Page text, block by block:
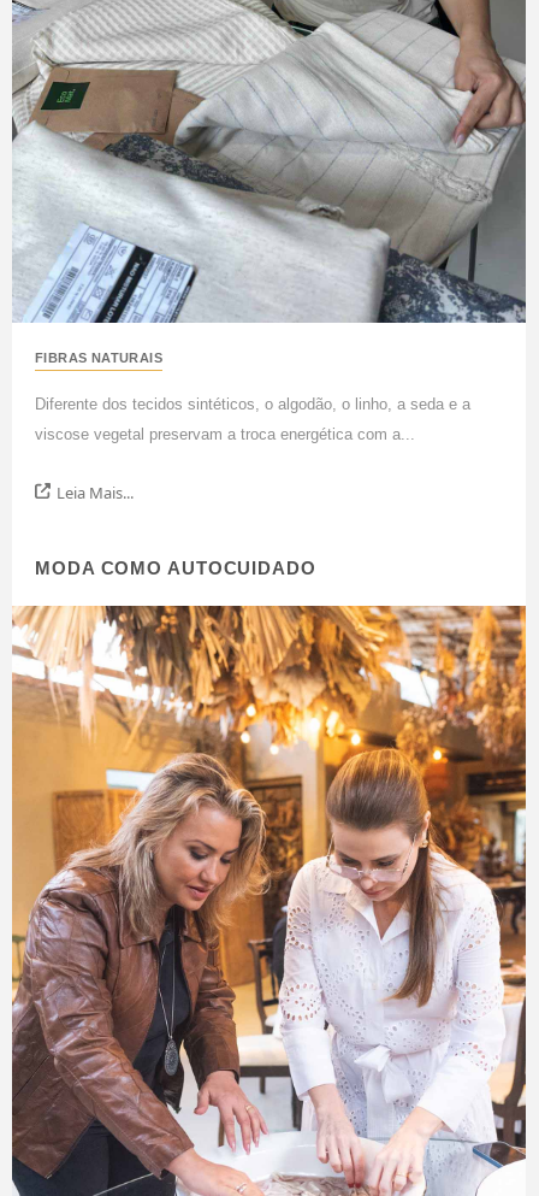
FIBRAS NATURAIS
Diferente dos tecidos sintéticos, o algodão, o linho, a seda e a
viscose vegetal preservam a troca energética com a...
Leia Mais...
MODA COMO AUTOCUIDADO